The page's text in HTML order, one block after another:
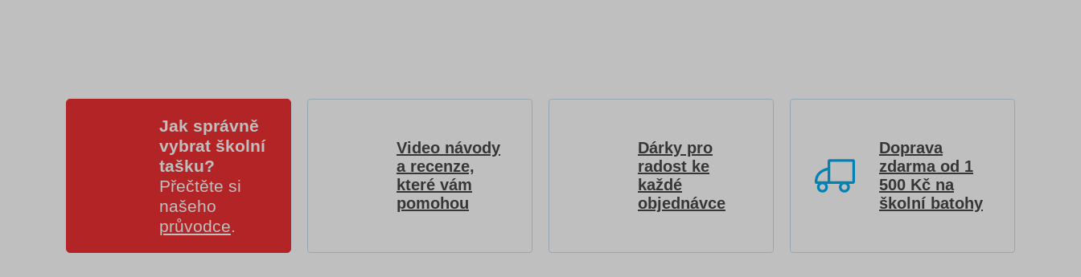
Jak správně
vybrat školní
tašku?
Přečtěte si
našeho
průvodce.
Video návody
a recenze,
které vám
pomohou
Dárky pro
radost ke
každé
objednávce
Doprava
zdarma od 1
500 Kč na
školní batohy